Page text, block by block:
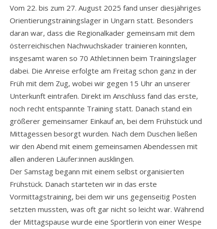
Vom 22. bis zum 27. August 2025 fand unser diesjähriges
Orientierungstrainingslager in Ungarn statt. Besonders
daran war, dass die Regionalkader gemeinsam mit dem
österreichischen Nachwuchskader trainieren konnten,
insgesamt waren so 70 Athlet:innen beim Trainingslager
dabei. Die Anreise erfolgte am Freitag schon ganz in der
Früh mit dem Zug, wobei wir gegen 15 Uhr an unserer
Unterkunft eintrafen. Direkt im Anschluss fand das erste,
noch recht entspannte Training statt. Danach stand ein
größerer gemeinsamer Einkauf an, bei dem Frühstück und
Mittagessen besorgt wurden. Nach dem Duschen ließen
wir den Abend mit einem gemeinsamen Abendessen mit
allen anderen Läufer:innen ausklingen.
Der Samstag begann mit einem selbst organisierten
Frühstück. Danach starteten wir in das erste
Vormittagstraining, bei dem wir uns gegenseitig Posten
setzten mussten, was oft gar nicht so leicht war. Während
der Mittagspause wurde eine Sportlerin von einer Wespe